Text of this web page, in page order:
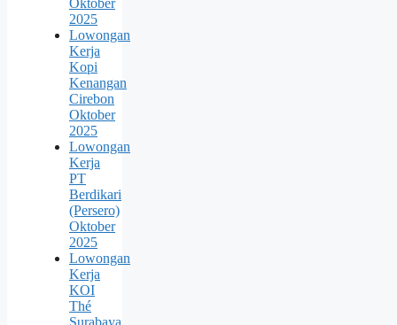
2025
Lowongan
Kerja
Kopi
Kenangan
Cirebon
Oktober
2025
Lowongan
Kerja
PT
Berdikari
(Persero)
Oktober
2025
Lowongan
Kerja
KOI
Thé
Surabaya